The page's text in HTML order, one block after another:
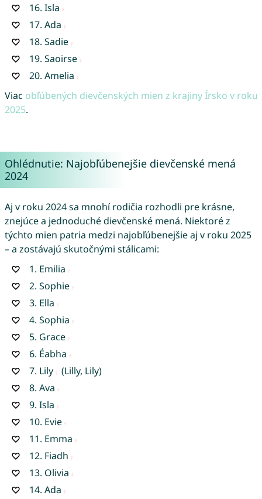
16. Isla
17. Ada
18. Sadie
19. Saoirse
20. Amelia
Viac obľúbených dievčenských mien z krajiny Írsko v roku
2025.
Ohlédnutie: Najobľúbenejšie dievčenské mená
2024
Aj v roku 2024 sa mnohí rodičia rozhodli pre krásne,
znejúce a jednoduché dievčenské mená. Niektoré z
týchto mien patria medzi najobľúbenejšie aj v roku 2025
– a zostávajú skutočnými stálicami:
1. Emilia
2. Sophie
3. Ella
4. Sophia
5. Grace
6. Éabha
7. Lily
(Lilly, Lily)
8. Ava
9. Isla
10. Evie
11. Emma
12. Fiadh
13. Olivia
14. Ada